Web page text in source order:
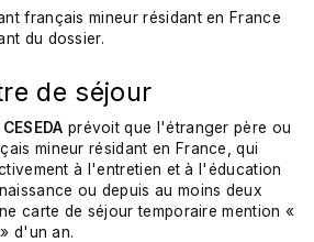
français mineur résidant en France
du dossier.
de séjour
prévoit que l'étranger père ou
mineur résidant en France, qui
à l'entretien et à l'éducation
ou depuis au moins deux
carte de séjour temporaire mention «
d'un an.